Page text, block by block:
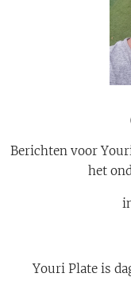
Berichten voor
het
Youri Plate is